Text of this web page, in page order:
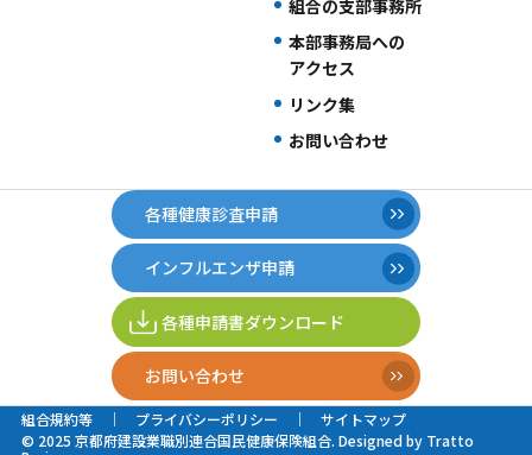
組合の支部事務所
本部事務局への
アクセス
リンク集
お問い合わせ
各種健康診査申請
インフルエンザ申請
各種申請書ダウンロード
お問い合わせ
組合規約等 プライバシーポリシー
サイトマップ
© 2025 京都府建設業職別連合国民健康保険組合. Designed by Tratto